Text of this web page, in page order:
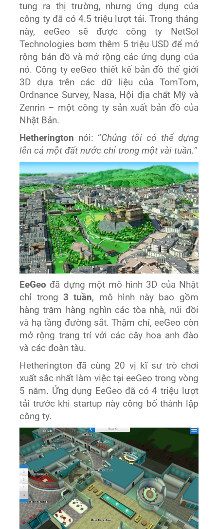
tung ra thị trường, nhưng ứng dụng của
công ty đã có 4.5 triệu lượt tải. Trong tháng
này, eeGeo sẽ được công ty NetSol
Technologies bơm thêm 5 triệu USD để mở
rộng bản đồ và mở rộng các ứng dụng của
nó. Công ty eeGeo thiết kế bản đồ thế giới
3D dựa trên các dữ liệu của TomTom,
Ordnance Survey, Nasa, Hội địa chất Mỹ và
Zenrin – một công ty sản xuất bản đồ của
Nhật Bản.
Hetherington nói: “Chúng tôi có thể dựng
lên cả một đất nước chỉ trong một vài tuần.”
EeGeo đã dựng một mô hình 3D của Nhật
chỉ trong 3 tuần, mô hình này bao gồm
hàng trăm hàng nghìn các tòa nhà, núi đồi
và hạ tầng đường sắt. Thậm chí, eeGeo còn
mở rộng trang trí với các cây hoa anh đào
và các đoàn tàu.
Hetherington đã cùng 20 vị kĩ sư trò chơi
xuất sắc nhất làm việc tại eeGeo trong vòng
5 năm. Ứng dụng EeGeo đã có 4 triệu lượt
tải trước khi startup này công bố thành lập
công ty.